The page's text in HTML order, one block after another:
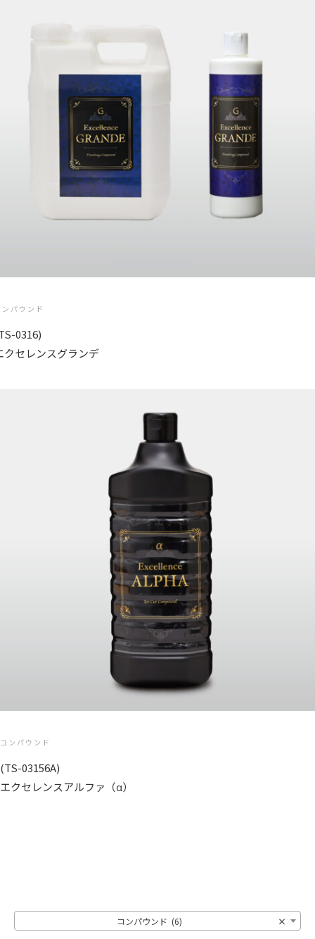
ンパウンド
0316)
クセレンスグランデ
コンパウンド
(TS-03156A)
エクセレンスアルファ（α）
×
コンパウンド (6)